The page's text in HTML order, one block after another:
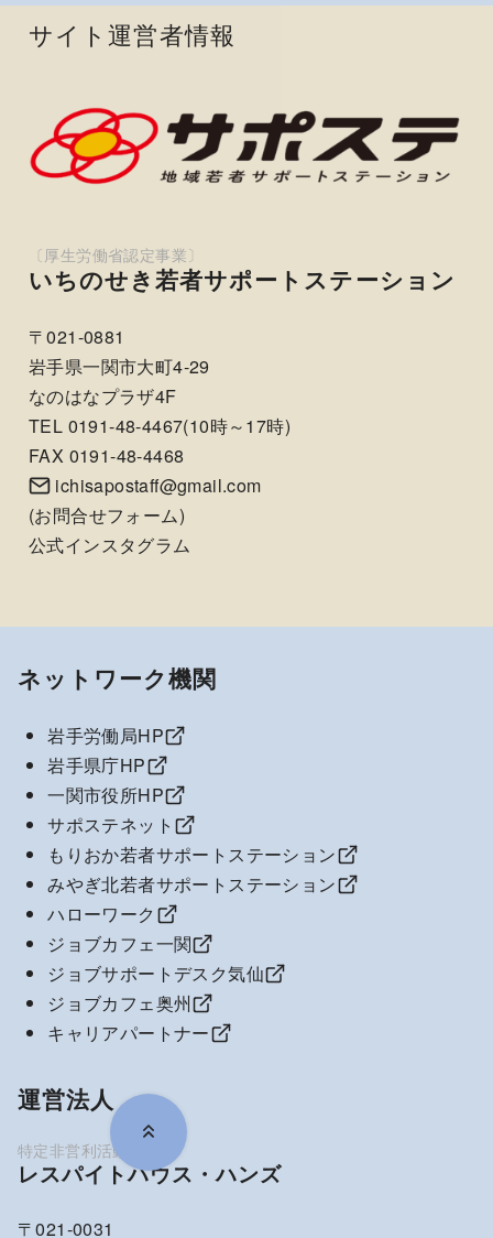
サイト運営者情報
いちのせき若者サポートステーション
〒021-0881
岩手県一関市大町4-29
なのはなプラザ4F
TEL 0191-48-4467(10時～17時)
FAX 0191-48-4468
ichisapostaff@gmail.com
(お問合せフォーム)
公式インスタグラム
ネットワーク機関
岩手労働局HP
岩手県庁HP
一関市役所HP
サポステネット
もりおか若者サポートステーション
みやぎ北若者サポートステーション
ハローワーク
ジョブカフェ一関
ジョブサポートデスク気仙
ジョブカフェ奥州
キャリアパートナー
運営法人
レスパイトハウス・ハンズ
〒021-0031